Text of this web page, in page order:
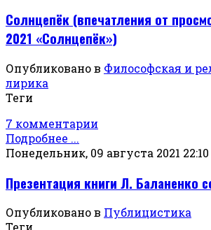
Солнцепёк (впечатления от
2021 «Солнцепёк»)
Опубликовано в Философская и
лирика
Теги
7 комментарии
Подробнее ...
Понедельник, 09 августа 2021 22:10
Презентация книги Л. Баланенко
Опубликовано в Публицистика